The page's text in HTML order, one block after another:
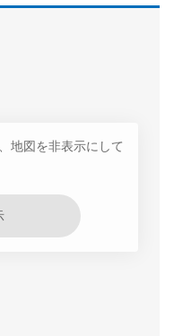
地図を非表示にして